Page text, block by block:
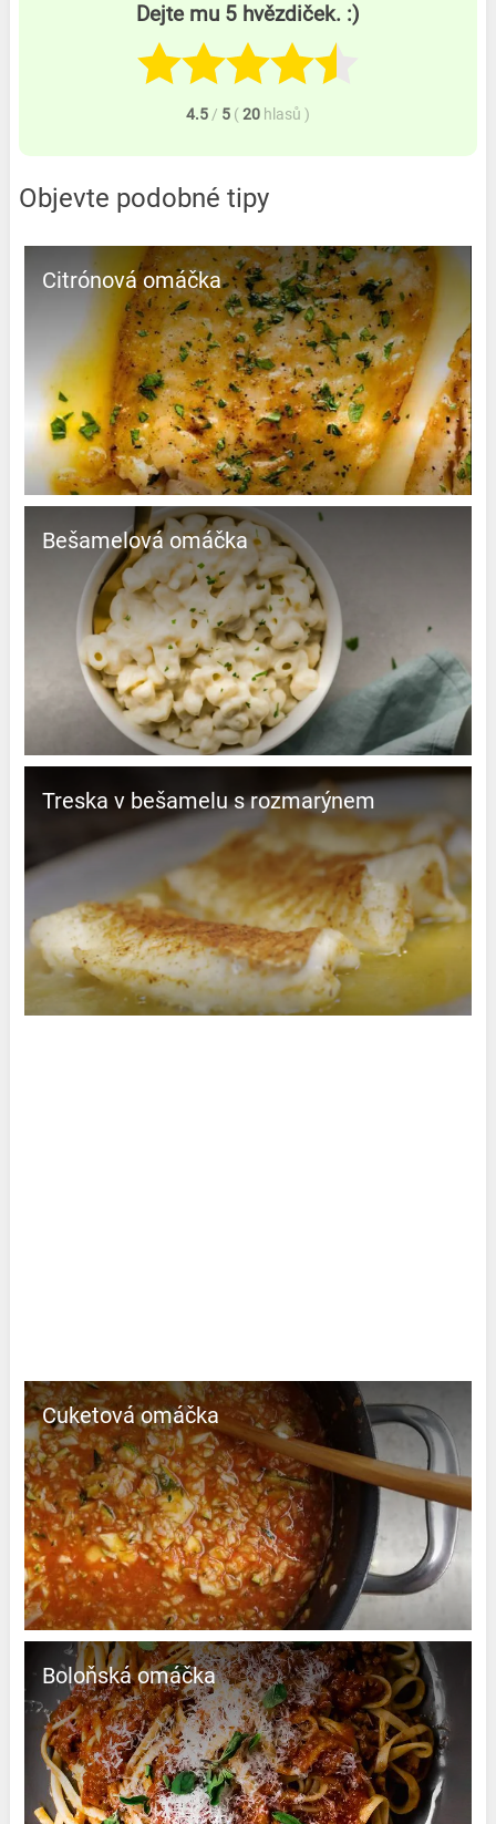
Dejte mu 5 hvězdiček. :)
4.5 / 5 (20 hlasů )
Objevte podobné tipy
Citrónová omáčka
Bešamelová omáčka
Treska v bešamelu s rozmarýnem
Cuketová omáčka
Boloňská omáčka